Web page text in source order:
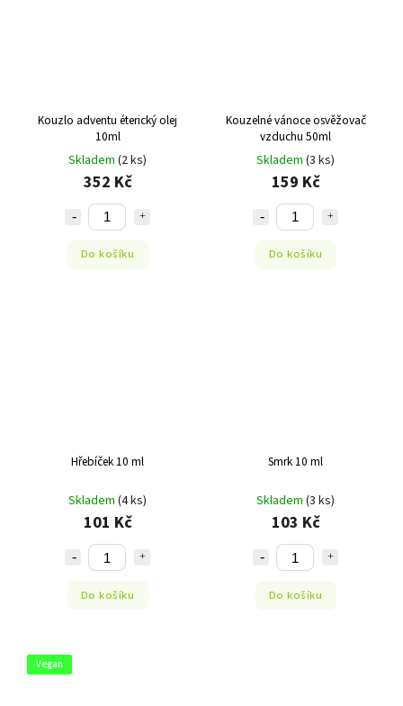
Kouzlo adventu éterický olej
10ml
Skladem (2 ks)
352 Kč
Do košíku
Kouzelné vánoce osvěžovač
vzduchu 50ml
Skladem (3 ks)
159 Kč
Do košíku
Hřebíček 10 ml
Skladem (4 ks)
101 Kč
Do košíku
Smrk 10 ml
Skladem (3 ks)
103 Kč
Do košíku
Vegan